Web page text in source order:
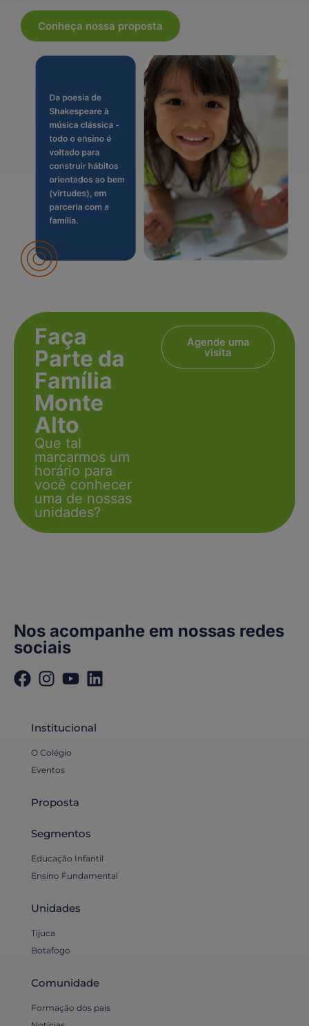
Conheça nossa proposta
Faça
Parte da
Família
Monte
Alto
Que tal
marcarmos um
horário para
você conhecer
uma de nossas
unidades?
Agende uma
visita
Nos acompanhe em nossas redes
sociais
Institucional
O Colégio
Eventos
Proposta
Segmentos
Educação Infantil
Ensino Fundamental
Unidades
Tijuca
Botafogo
Comunidade
Formação dos pais